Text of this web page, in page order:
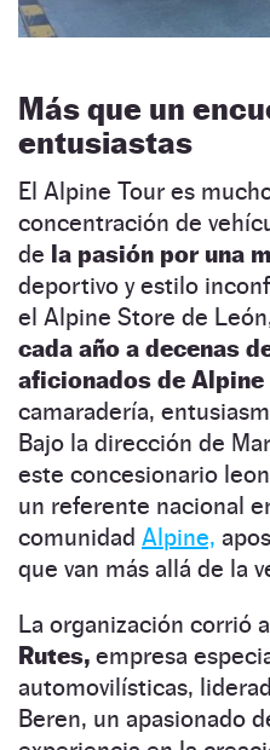
Más que un
entusiastas
El Alpine Tour es
concentración de
de la pasión por una
deportivo y estilo
el Alpine Store de
cada año a decenas
aficionados de Alpine
camaradería,
Bajo la dirección de
este concesionario
un referente nacional
comunidad Alpine,
que van más allá de la
La organización corrió
Rutes, empresa
automovilísticas,
Beren, un apasionado